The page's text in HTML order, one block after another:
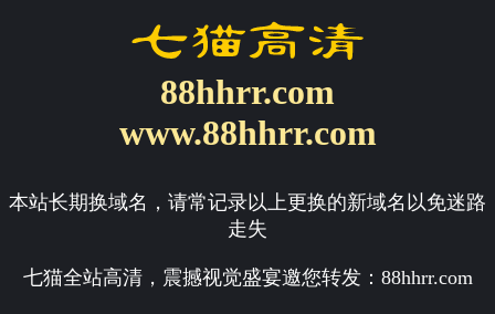
88hhrr.com
www.88hhrr.com
本站长期换域名，请常记录以上更换的新域名以免迷路
走失
七猫全站高清，震撼视觉盛宴邀您转发： 88hhrr.com